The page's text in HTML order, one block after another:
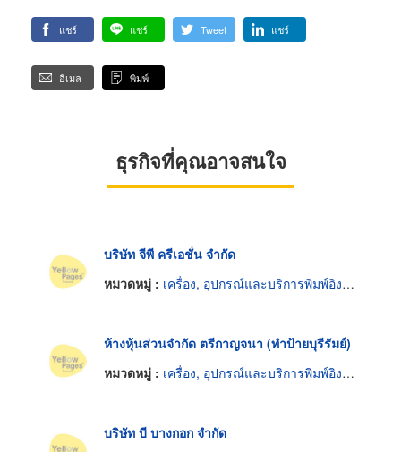
แชร์ แชร์ Tweet แชร์
อีเมล พิมพ์
ธุรกิจที่คุณอาจสนใจ
บริษัท จีพี ครีเอชั่น จำกัด
หมวดหมู่ : เครื่อง, อุปกรณ์และบริการพิมพ์อิงค์เจ็ท
ห้างหุ้นส่วนจำกัด ตรีกาญจนา (ทำป้ายบุรีรัมย์)
หมวดหมู่ : เครื่อง, อุปกรณ์และบริการพิมพ์อิงค์เจ็ท
บริษัท บี บางกอก จำกัด